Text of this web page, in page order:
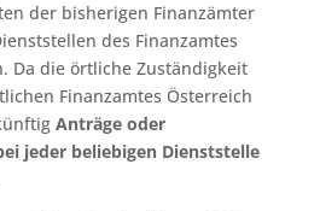
der bisherigen Finanzämter
des Finanzamtes
Da die örtliche Zuständigkeit
Finanzamtes Österreich
Anträge oder
jeder beliebigen Dienststelle